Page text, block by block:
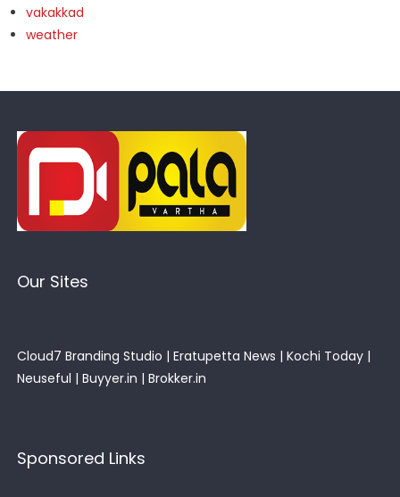
vakakkad
weather
Our Sites
Cloud7 Branding Studio | Eratupetta News | Kochi Today |
Neuseful | Buyyer.in | Brokker.in
Sponsored Links